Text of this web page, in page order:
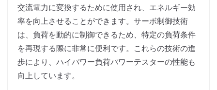
交流電力に変換するために使用され、エネルギー効
率を向上させることができます。サーボ制御技術
は、負荷を動的に制御できるため、特定の負荷条件
を再現する際に非常に便利です。これらの技術の進
歩により、ハイパワー負荷パワーテスターの性能も
向上しています。